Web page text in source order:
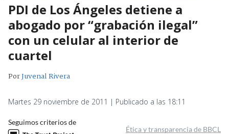
PDI de Los Ángeles detiene a
abogado por “grabación ilegal”
con un celular al interior de
cuartel
PorJuvenal Rivera
Martes 29 noviembre de 2011 | Publicado a las 18:11
Seguimos criterios de
Ética y transparencia de BBCL